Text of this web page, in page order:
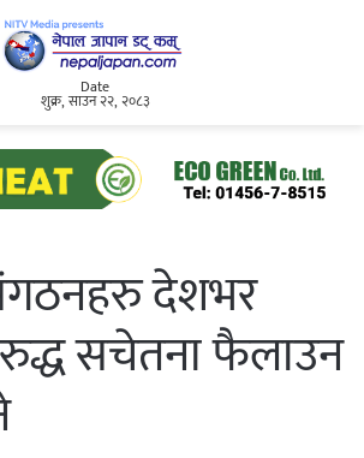
Date
शुक्र, साउन २२, २०८३
संगठनहरु देशभर
सचेतना फैलाउन